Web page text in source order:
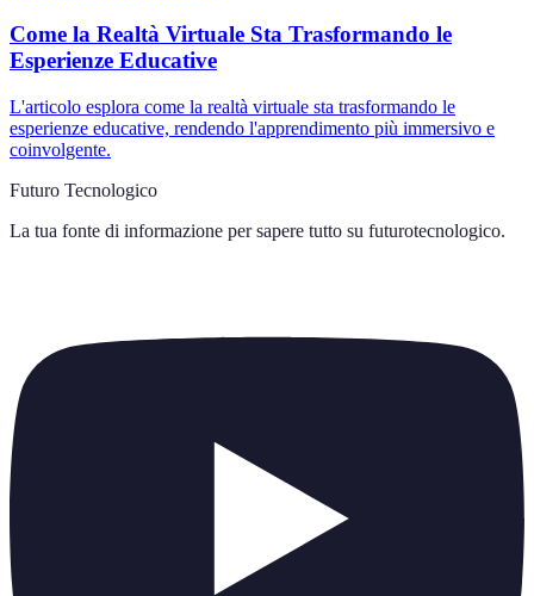
Come la Realtà Virtuale Sta Trasformando le
Esperienze Educative
L'articolo esplora come la realtà virtuale sta trasformando le
esperienze educative, rendendo l'apprendimento più immersivo e
coinvolgente.
Futuro Tecnologico
La tua fonte di informazione per sapere tutto su futurotecnologico.